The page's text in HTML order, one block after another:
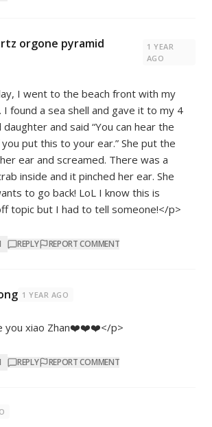
orgone pyramid
1 YEAR
AGO
I went to the beach front with my
I found a sea shell and gave it to my 4
and said “You can hear the
put this to your ear.” She put the
ear and screamed. There was a
inside and it pinched her ear. She
to go back! LoL I know this is
topic but I had to tell someone!</p>
REPLY REPORT COMMENT
1 YEAR AGO
you xiao Zhan❤️❤️❤️</p>
REPLY REPORT COMMENT